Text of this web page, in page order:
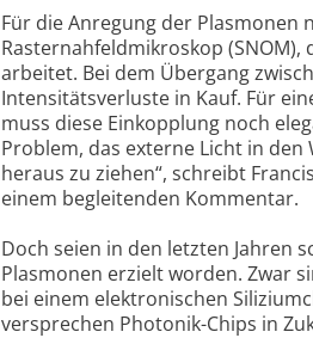
Für die Anregung der Plasmonen
Rasternahfeldmikroskop
arbeitet. Bei dem Übergang
Intensitätsverluste in Kauf. Für
muss diese Einkopplung noch
Problem, das externe Licht in
heraus zu ziehen“, schreibt
einem begleitenden Kommentar.
Doch seien in den letzten Jahren
Plasmonen erzielt worden. Zwar
bei einem elektronischen
versprechen Photonik-Chips in